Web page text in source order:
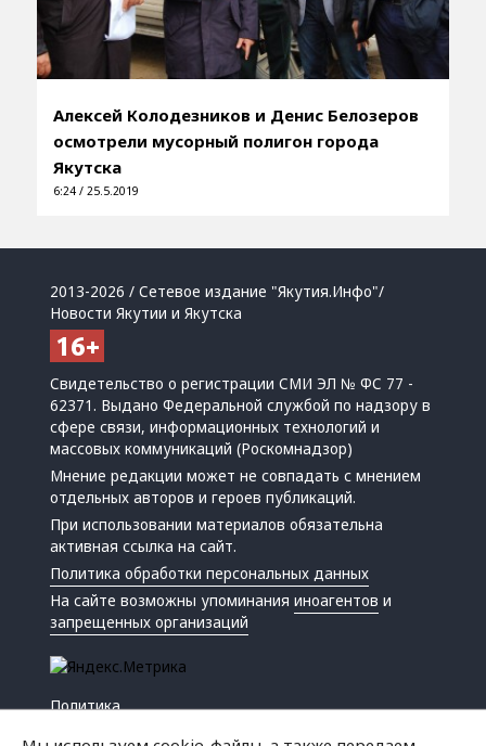
Алексей Колодезников и Денис Белозеров
осмотрели мусорный полигон города
Якутска
6:24 / 25.5.2019
2013-2026 / Сетевое издание "Якутия.Инфо"/
Новости Якутии и Якутска
Свидетельство о регистрации СМИ ЭЛ № ФС 77 -
62371. Выдано Федеральной службой по надзору в
сфере связи, информационных технологий и
массовых коммуникаций (Роскомнадзор)
Мнение редакции может не совпадать с мнением
отдельных авторов и героев публикаций.
При использовании материалов обязательна
активная ссылка на сайт.
Политика обработки персональных данных
На сайте возможны упоминанияиноагентов и
запрещенных организаций
Политика